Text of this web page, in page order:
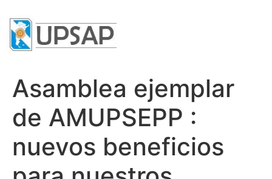
Asamblea ejemplar
de AMUPSEPP :
nuevos beneficios